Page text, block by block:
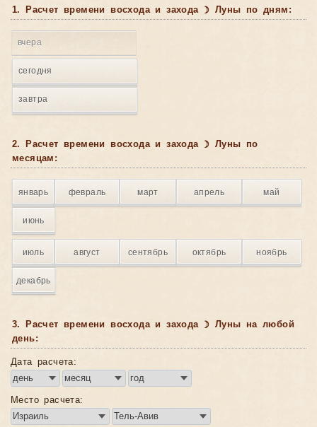
1. Расчет времени восхода и захода ☽ Луны по дням:
вчера
сегодня
завтра
2. Расчет времени восхода и захода ☽ Луны по
месяцам:
январь февраль март апрель май
июнь
июль август сентябрь октябрь ноябрь
декабрь
3. Расчет времени восхода и захода ☽ Луны на любой
день:
Дата расчета:
Место расчета: